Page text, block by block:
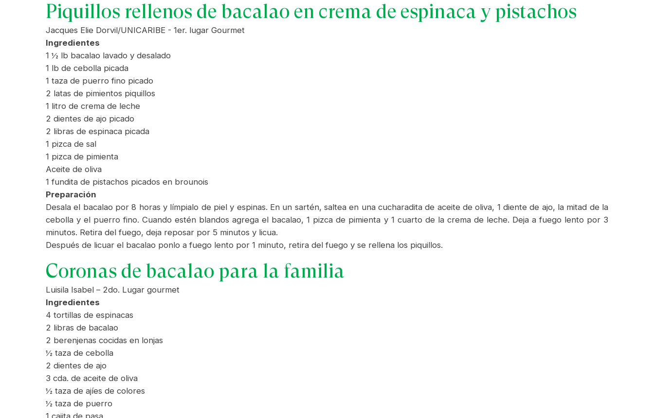
Piquillos rellenos de bacalao en crema de espinaca y pistachos
Jacques Elie Dorvil/UNICARIBE - 1er. lugar Gourmet
Ingredientes
1 ½ lb bacalao lavado y desalado
1 lb de cebolla picada
1 taza de puerro fino picado
2 latas de pimientos piquillos
1 litro de crema de leche
2 dientes de ajo picado
2 libras de espinaca picada
1 pizca de sal
1 pizca de pimienta
Aceite de oliva
1 fundita de pistachos picados en brounois
Preparación
Desala el bacalao por 8 horas y límpialo de piel y espinas. En un sartén, saltea en una cucharadita de aceite de oliva, 1 diente de ajo, la mitad de la
cebolla y el puerro fino. Cuando estén blandos agrega el bacalao, 1 pizca de pimienta y 1 cuarto de la crema de leche. Deja a fuego lento por 3
minutos. Retira del fuego, deja reposar por 5 minutos y licua.
Después de licuar el bacalao ponlo a fuego lento por 1 minuto, retira del fuego y se rellena los piquillos.
Coronas de bacalao para la familia
Luisila Isabel – 2do. Lugar gourmet
Ingredientes
4 tortillas de espinacas
2 libras de bacalao
2 berenjenas cocidas en lonjas
½ taza de cebolla
2 dientes de ajo
3 cda. de aceite de oliva
½ taza de ajíes de colores
½ taza de puerro